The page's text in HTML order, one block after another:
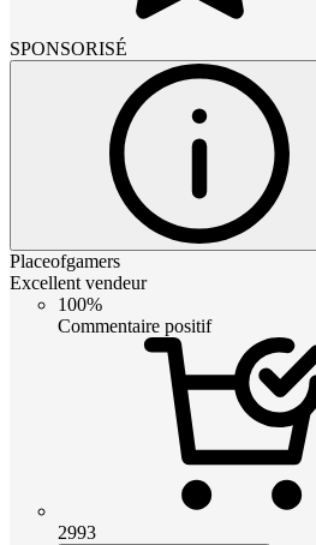
SPONSORISÉ
Placeofgamers
Excellent vendeur
100%
Commentaire positif
2993